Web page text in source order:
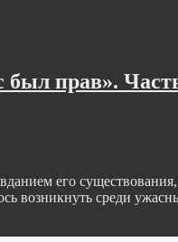
прав».
его
возникнуть среди